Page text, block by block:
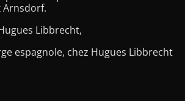
Arnsdorf.
Libbrecht,
espagnole, chez Hugues Libbrecht